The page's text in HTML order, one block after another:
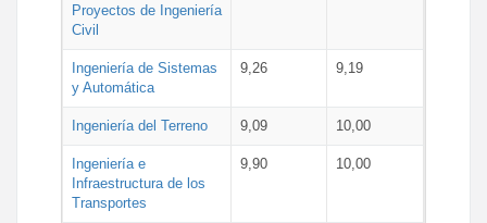
Proyectos de Ingeniería
Civil
Ingeniería de Sistemas
y Automática
9,26 9,19
Ingeniería del Terreno 9,09 10,00
Ingeniería e
Infraestructura de los
Transportes
9,90 10,00